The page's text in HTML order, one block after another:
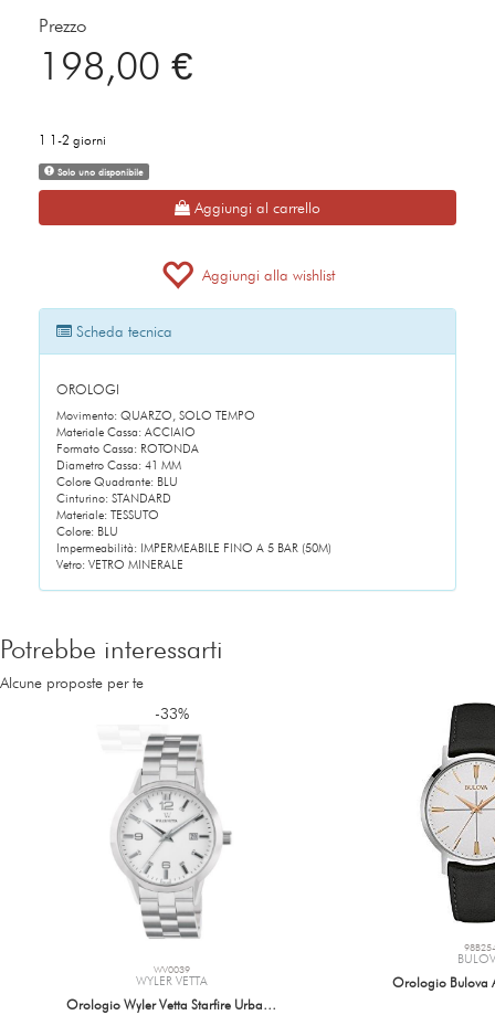
Codice: 0251A02R-00BLRG2NB
Prezzo
198,00 €
1 1-2 giorni
Solo uno disponibile
Aggiungi al carrello
Aggiungi alla wishlist
Scheda tecnica
OROLOGI
Movimento: QUARZO, SOLO TEMPO
Materiale Cassa: ACCIAIO
Formato Cassa: ROTONDA
Diametro Cassa: 41 MM
Colore Quadrante: BLU
Cinturino: STANDARD
Materiale: TESSUTO
Colore: BLU
Impermeabilità: IMPERMEABILE FINO A 5 BAR (50M)
Vetro: VETRO MINERALE
Potrebbe interessarti
Alcune proposte per te
-33%
WV0039
WYLER VETTA
Orologio Wyler Vetta Starfire Urba…
Orologio Bulova